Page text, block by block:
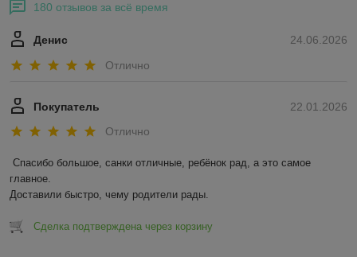
180 отзывов за всё время
24.06.2026
Денис
Отлично
22.01.2026
Покупатель
Отлично
Спасибо большое, санки отличные, ребёнок рад, а это самое
главное.
Доставили быстро, чему родители рады.
Сделка подтверждена через корзину